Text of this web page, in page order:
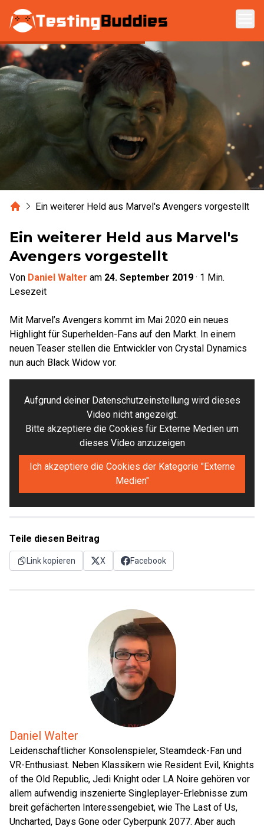
Zum Hauptinhalt springen
HomeEin weiterer Held aus Marvel's Avengers vorgestellt
Ein weiterer Held aus Marvel's
Avengers vorgestellt
Von Daniel Walter am 24. September 2019 · 1 Min.
Lesezeit
Mit Marvel’s Avengers kommt im Mai 2020 ein neues
Highlight für Superhelden-Fans auf den Markt. In einem
neuen Teaser stellen die Entwickler von Crystal Dynamics
nun auch Black Widow vor.
Aufgrund deiner Datenschutzeinstellung wird dieses
Video nicht angezeigt.
Bitte akzeptiere die Cookies für Externe Medien um
dieses Video anzuzeigen
Ich akzeptiere die Cookies der Kategorie "Externe
Medien"
Teile diesen Beitrag
Link kopieren X Facebook
Daniel Walter
Leidenschaftlicher Konsolenspieler, Steamdeck-Fan und
VR-Enthusiast. Neben Klassikern wie Resident Evil, Knights
of the Old Republic, Jedi Knight oder LA Noire gehören vor
allem aufwendig inszenierte Singleplayer-Erlebnisse zum
breit gefächerten Interessengebiet, wie The Last of Us,
Uncharted, Days Gone oder Cyberpunk 2077. Aber auch